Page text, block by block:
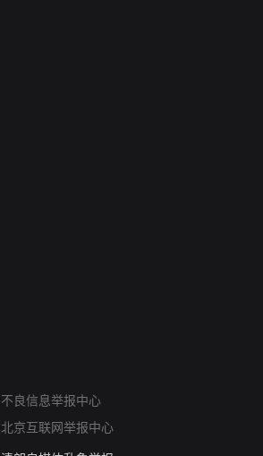
不良信息举报中心
北京互联网举报中心
涉未成年人举报